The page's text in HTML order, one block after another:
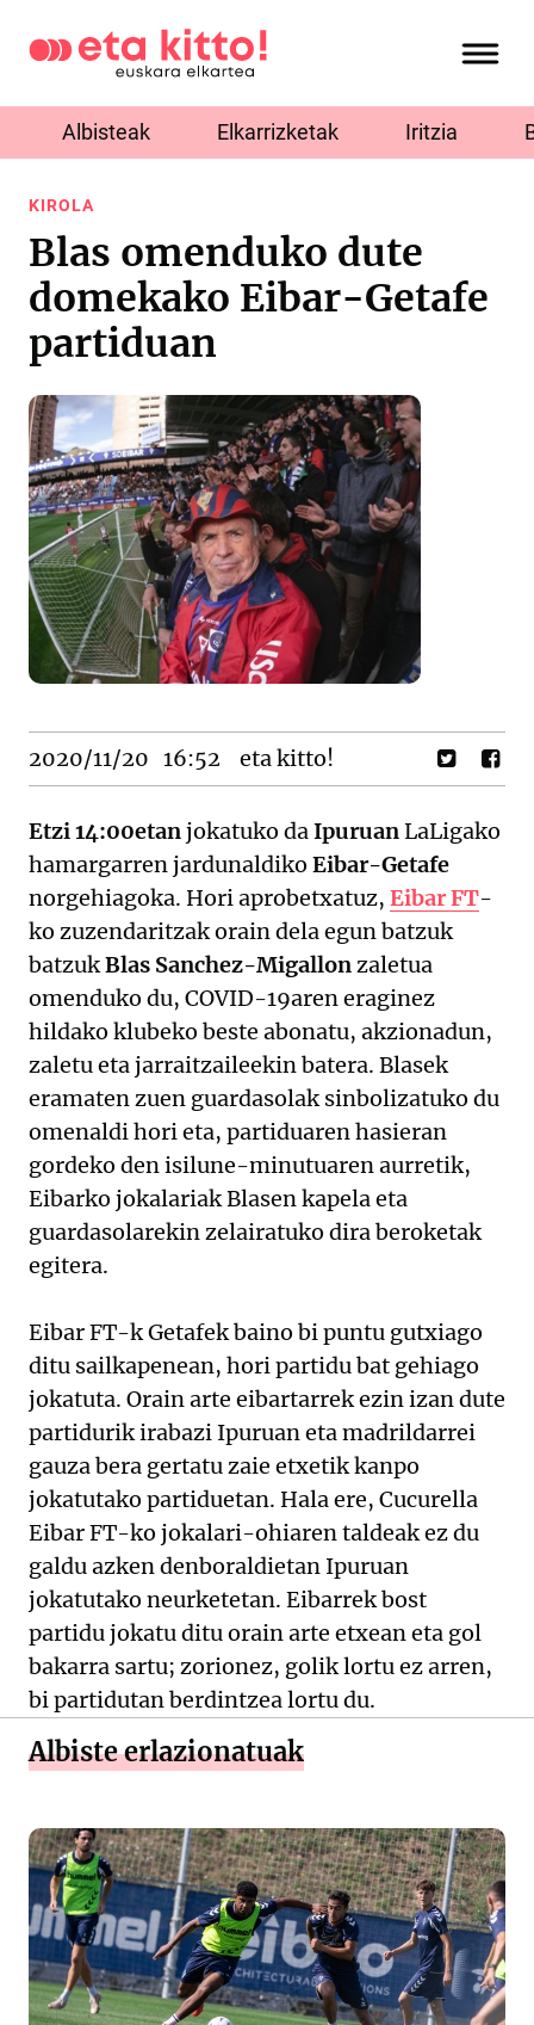
Albisteak Elkarrizketak Iritzia
KIROLA
Blas omenduko dute
domekako Eibar-Getafe
partiduan
2020/11/20 16:52 eta kitto!
Etzi 14:00etanjokatuko daIpuruanLaLigako
hamargarren jardunaldiko Eibar-Getafe
norgehiagoka. Hori aprobetxatuz, Eibar FT-
ko zuzendaritzak orain dela egun batzuk
batzukBlas Sanchez-Migallonzaletua
omenduko du, COVID-19aren eraginez
hildako klubeko beste abonatu, akzionadun,
zaletu eta jarraitzaileekin batera. Blasek
eramaten zuen guardasolak sinbolizatuko du
omenaldi hori eta, partiduaren hasieran
gordeko den isilune-minutuaren aurretik,
Eibarko jokalariak Blasen kapela eta
guardasolarekin zelairatuko dira beroketak
egitera.
Eibar FT-k Getafek baino bi puntu gutxiago
ditu sailkapenean, hori partidu bat gehiago
jokatuta. Orain arte eibartarrek ezin izan dute
partidurik irabazi Ipuruan eta madrildarrei
gauza bera gertatu zaie etxetik kanpo
jokatutako partiduetan. Hala ere, Cucurella
Eibar FT-ko jokalari-ohiaren taldeak ez du
galdu azken denboraldietan Ipuruan
jokatutako neurketetan. Eibarrek bost
partidu jokatu ditu orain arte etxean eta gol
bakarra sartu; zorionez, golik lortu ez arren,
bi partidutan berdintzea lortu du.
Albiste erlazionatuak